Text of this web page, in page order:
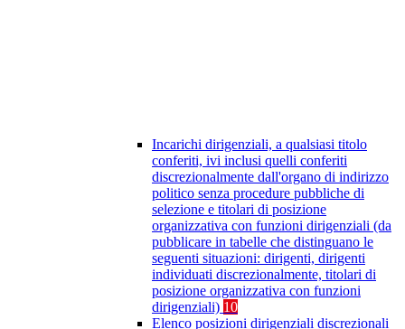
Incarichi dirigenziali, a qualsiasi titolo
conferiti, ivi inclusi quelli conferiti
discrezionalmente dall'organo di indirizzo
politico senza procedure pubbliche di
selezione e titolari di posizione
organizzativa con funzioni dirigenziali (da
pubblicare in tabelle che distinguano le
seguenti situazioni: dirigenti, dirigenti
individuati discrezionalmente, titolari di
posizione organizzativa con funzioni
dirigenziali) 10
Elenco posizioni dirigenziali discrezionali